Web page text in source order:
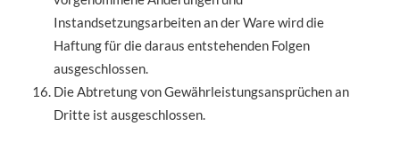
Instandsetzungsarbeiten an der Ware wird die
Haftung für die daraus entstehenden Folgen
ausgeschlossen.
Die Abtretung von Gewährleistungsansprüchen an
Dritte ist ausgeschlossen.